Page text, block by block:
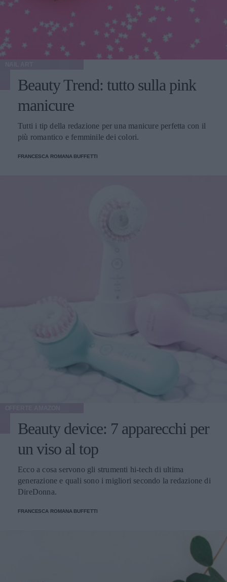
Beauty Trend: tutto sulla pink
manicure
Tutti i tip della redazione per una manicure perfetta con il
più romantico e femminile dei colori.
FRANCESCA ROMANA BUFFETTI
Beauty device: 7 apparecchi per
un viso al top
Ecco a cosa servono gli strumenti hi-tech di ultima
generazione e quali sono i migliori secondo la redazione di
DireDonna.
FRANCESCA ROMANA BUFFETTI